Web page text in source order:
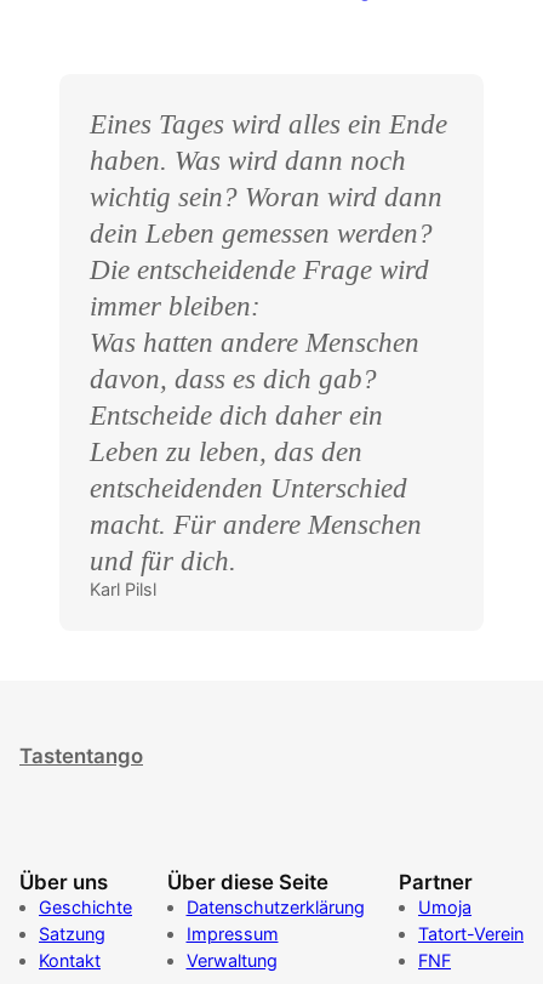
Eines Tages wird alles ein Ende
haben. Was wird dann noch
wichtig sein? Woran wird dann
dein Leben gemessen werden?
Die entscheidende Frage wird
immer bleiben:
Was hatten andere Menschen
davon, dass es dich gab?
Entscheide dich daher ein
Leben zu leben, das den
entscheidenden Unterschied
macht. Für andere Menschen
und für dich.
Karl Pilsl
Tastentango
Über uns
Geschichte
Satzung
Kontakt
Über diese Seite
Datenschutzerklärung
Impressum
Verwaltung
Partner
Umoja
Tatort-Verein
FNF